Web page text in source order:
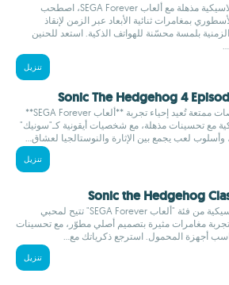
تجربة كلاسيكية مذهلة مع ألعاب SEGA Forever، اصطحب
بمغامرات ثنائية الأبعاد عبر الزمن لإنقاذ
الزمنية بلمسة محسّنة للهواتف الذكية. استعد للحنين
تنزيل
لعبة منصات ممتعة تُعيد إحياء تجربة **ألعاب SEGA Forever**
مع تحسينات مذهلة، مع شخصيات أيقونية كـ"سونيك"
تنزيل
لعبة كلاسيكية من فئة "ألعاب SEGA Forever" تتيح لمحبي
تجربة مغامرات مثيرة بتصميم أصلي مطوّر، مع تحسينات
أجهزة المحمول. استرجع ذكرياتك مع...
تنزيل